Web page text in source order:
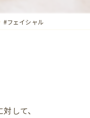
#フェイシャル
して、